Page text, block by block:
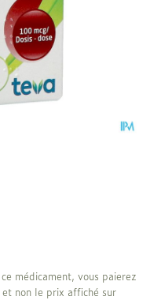
médicament, vous paierez
non le prix affiché sur